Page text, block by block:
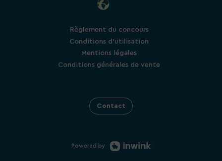
Règlement du concours
Conditions d'utilisation
Mentions légales
Conditions générales de vente
Contact
Powered by